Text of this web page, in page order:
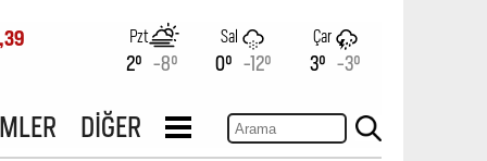
Pzt
2° -8°
Sal
0° -12°
Çar
3° -3°
DİĞER